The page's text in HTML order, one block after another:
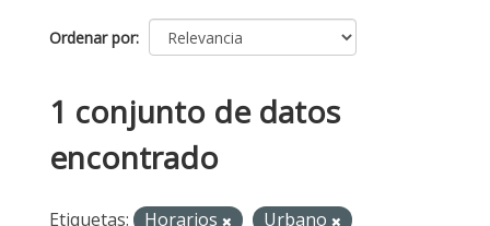
Ordenar por
1 conjunto de datos
encontrado
Etiquetas: Horarios
Urbano